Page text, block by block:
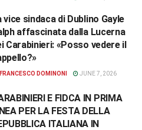
vice sindaca di Dublino Gayle
affascinata dalla Lucerna
Carabinieri: «Posso vedere il
FRANCESCO DOMINONI JUNE 7, 2026
E FIDCA IN PRIMA
PER LA FESTA DELLA
ITALIANA IN